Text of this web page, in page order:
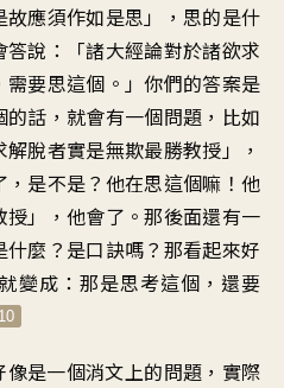
故應須作如是思 」， 思的是什
答說 ：「諸大經論對於諸欲求
需要思這個 。」你們的答案是
的話 ，就會有一個問題 ， 比如
解脫者實是無欺最勝教授 」，
，是不是？ 他在思這個嘛 ！他
授」，他會了 。那後面還有一
什麼 ？ 是口訣嗎？ 那看起來好
變成 ： 那是思考這個 ， 還要
像是一個消文上的問題 ， 實際